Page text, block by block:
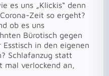
es uns „Klickis“ denn
Zeit so ergeht?
ob es uns
Bürotisch gegen
in den eigenen
Schlafanzug statt
mal verlockend an,